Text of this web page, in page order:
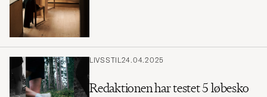
LIVSSTIL24.04.2025
Redaktionen har testet 5 løbesko